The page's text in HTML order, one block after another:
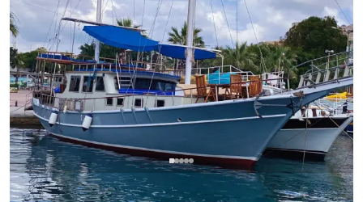
Bodrum, Muğla Nouveau bateau